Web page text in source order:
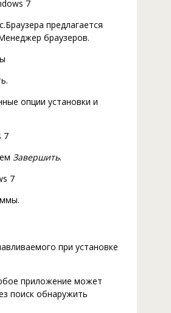
предлагается
браузеров.
опции установки и
Завершить.
при установке
приложение может
поиск обнаружить